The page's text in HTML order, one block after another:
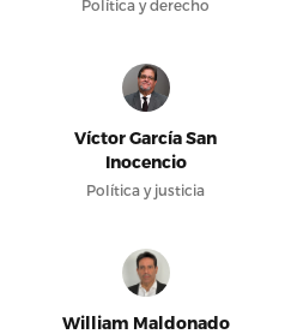
Política y derecho
Víctor García San
Inocencio
Política y justicia
William Maldonado